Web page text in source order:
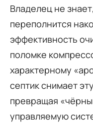
Владелец не
переполнится
эффективность
поломке
характерному
септик снимает
превращая
управляемую